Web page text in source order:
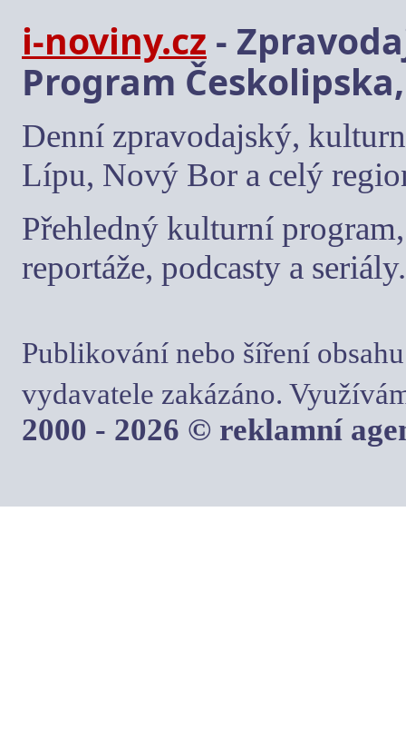
i-noviny.cz -
Program
Denní zpravodajský,
Lípu, Nový Bor a celý
Přehledný kulturní
reportáže, podcasty a seriály.
Publikování nebo šíření
vydavatele zakázáno.
2000 - 2026 © reklamní